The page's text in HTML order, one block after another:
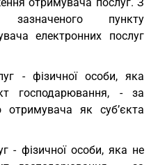
пункту
електронних послуг
- фізичної особи, яка
господарювання, - за
отримувача як суб’єкта
- фізичної особи, яка не